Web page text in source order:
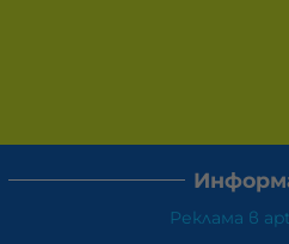
Реклама в